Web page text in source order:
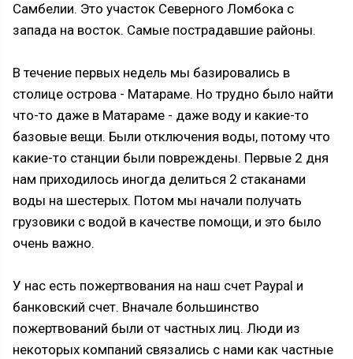
Самбелии. Это участок Северного Ломбока с
запада на восток. Самые пострадавшие районы.
В течение первых недель мы базировались в
столице острова - Матараме. Но трудно было найти
что-то даже в Матараме - даже воду и какие-то
базовые вещи. Были отключения воды, потому что
какие-то станции были повреждены. Первые 2 дня
нам приходилось иногда делиться 2 стаканами
воды на шестерых. Потом мы начали получать
грузовики с водой в качестве помощи, и это было
очень важно.
У нас есть пожертвования на наш счет Paypal и
банковский счет. Вначале большинство
пожертвований были от частных лиц. Люди из
некоторых компаний связались с нами как частные